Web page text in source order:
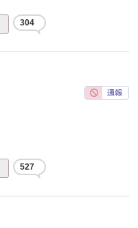
304
527